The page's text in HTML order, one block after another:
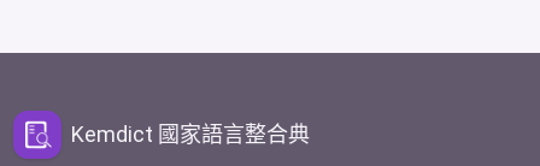
Kemdict 國家語言整合典